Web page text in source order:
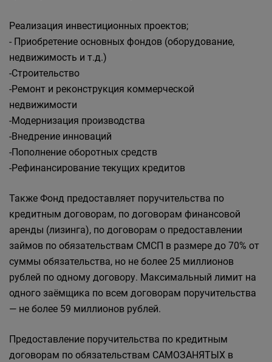
Реализация инвестиционных проектов;
- Приобретение основных фондов (оборудование,
недвижимость и т.д.)
-Строительство
-Ремонт и реконструкция коммерческой
недвижимости
-Модернизация производства
-Внедрение инноваций
-Пополнение оборотных средств
-Рефинансирование текущих кредитов
Также Фонд предоставляет поручительства по
кредитным договорам, по договорам финансовой
аренды (лизинга), по договорам о предоставлении
займов по обязательствам СМСП в размере до 70% от
суммы обязательства, но не более 25 миллионов
рублей по одному договору. Максимальный лимит на
одного заёмщика по всем договорам поручительства
— не более 59 миллионов рублей.
Предоставление поручительства по кредитным
договорам по обязательствам САМОЗАНЯТЫХ в